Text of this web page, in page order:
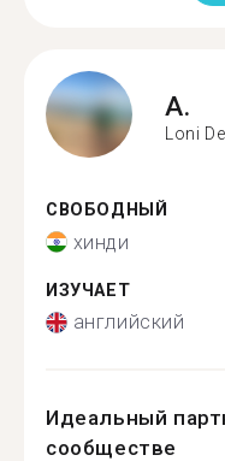
A.
Loni
СВОБОДНЫЙ
хинди
ИЗУЧАЕТ
английский
Идеальный
сообществе